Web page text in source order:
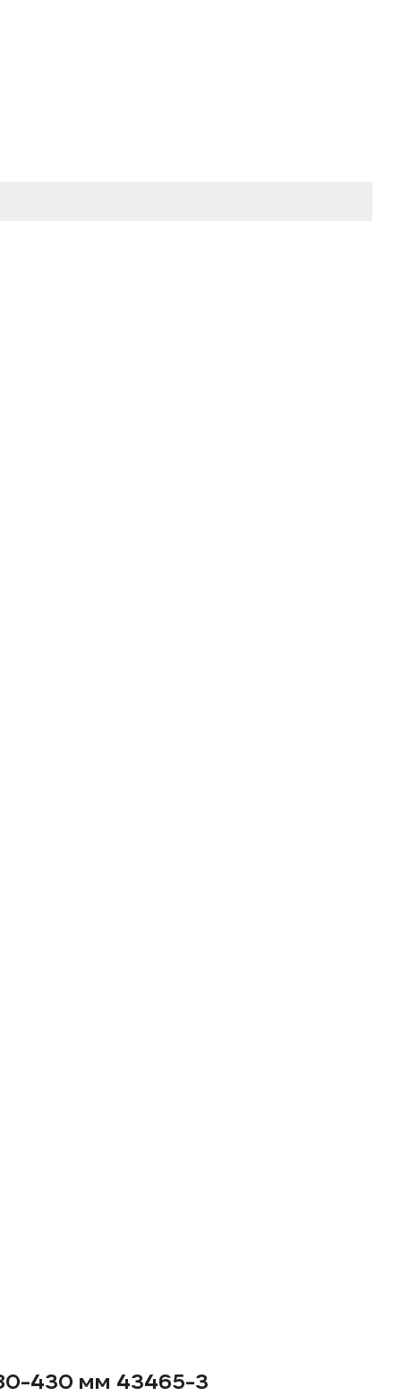
430 мм 43465-3